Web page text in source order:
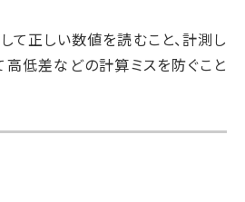
て正しい数値を読むこと、計測し
低差などの計算ミスを防ぐこと